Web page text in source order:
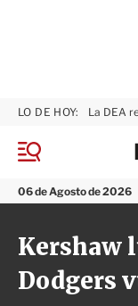
M
n
ú
06 de Agosto de 2026
LO DE HOY: La DEA
Kershaw
Dodgers